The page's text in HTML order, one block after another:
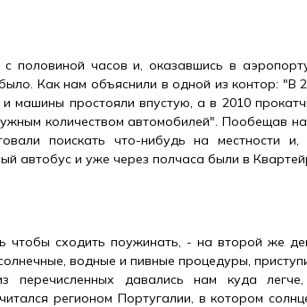
с половиной часов и, оказавшись в
Как нам объяснили в одной из контор: "В
машины простояли впустую, а в 2010
количеством автомобилей". Пообещав
поискать что-нибудь на местности
автобус и уже через полчаса были в
чтобы сходить поужинать, - на второй же
водные и пивные процедуры,
перечисленных давались нам куда
регионом Португалии, в котором